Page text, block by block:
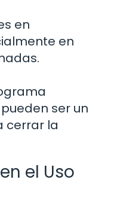
en
en
ser un
cerrar la
el Uso